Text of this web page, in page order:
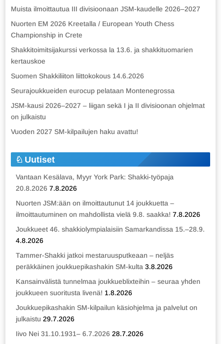
Muista ilmoittautua III divisioonaan JSM-kaudelle 2026–2027
Nuorten EM 2026 Kreetalla / European Youth Chess
Championship in Crete
Shakkitoimitsijakurssi verkossa la 13.6. ja shakkituomarien
kertauskoe
Suomen Shakkiliiton liittokokous 14.6.2026
Seurajoukkueiden eurocup pelataan Montenegrossa
JSM-kausi 2026–2027 – liigan sekä I ja II divisioonan ohjelmat
on julkaistu
Vuoden 2027 SM-kilpailujen haku avattu!
Uutiset
Vantaan Kesälava, Myyr York Park: Shakki-työpaja
20.8.2026 7.8.2026
Nuorten JSM:ään on ilmoittautunut 14 joukkuetta –
ilmoittautuminen on mahdollista vielä 9.8. saakka! 7.8.2026
Joukkueet 46. shakkiolympialaisiin Samarkandissa 15.–28.9.
4.8.2026
Tammer-Shakki jatkoi mestaruusputkeaan – neljäs
peräkkäinen joukkuepikashakin SM-kulta 3.8.2026
Kansainvälistä tunnelmaa joukkueblixteihin – seuraa yhden
joukkueen suoritusta livenä! 1.8.2026
Joukkuepikashakin SM-kilpailun käsiohjelma ja palvelut on
julkaistu 29.7.2026
Iivo Nei 31.10.1931– 6.7.2026 28.7.2026